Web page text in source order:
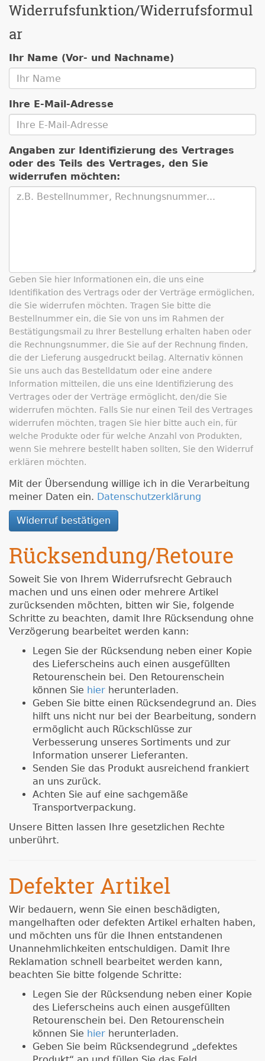
Widerrufsfunktion/Widerrufsformul
ar
Ihr Name (Vor- und Nachname)
Ihre E-Mail-Adresse
Angaben zur Identifizierung des Vertrages
oder des Teils des Vertrages, den Sie
widerrufen möchten:
Geben Sie hier Informationen ein, die uns eine
Identifikation des Vertrags oder der Verträge ermöglichen,
die Sie widerrufen möchten. Tragen Sie bitte die
Bestellnummer ein, die Sie von uns im Rahmen der
Bestätigungsmail zu Ihrer Bestellung erhalten haben oder
die Rechnungsnummer, die Sie auf der Rechnung finden,
die der Lieferung ausgedruckt beilag. Alternativ können
Sie uns auch das Bestelldatum oder eine andere
Information mitteilen, die uns eine Identifizierung des
Vertrages oder der Verträge ermöglicht, den/die Sie
widerrufen möchten. Falls Sie nur einen Teil des Vertrages
widerrufen möchten, tragen Sie hier bitte auch ein, für
welche Produkte oder für welche Anzahl von Produkten,
wenn Sie mehrere bestellt haben sollten, Sie den Widerruf
erklären möchten.
Mit der Übersendung willige ich in die Verarbeitung
meiner Daten ein. Datenschutzerklärung
Widerruf bestätigen
Rücksendung/Retoure
Soweit Sie von Ihrem Widerrufsrecht Gebrauch
machen und uns einen oder mehrere Artikel
zurücksenden möchten, bitten wir Sie, folgende
Schritte zu beachten, damit Ihre Rücksendung ohne
Verzögerung bearbeitet werden kann:
Legen Sie der Rücksendung neben einer Kopie
des Lieferscheins auch einen ausgefüllten
Retourenschein bei. Den Retourenschein
können Sie hier herunterladen.
Geben Sie bitte einen Rücksendegrund an. Dies
hilft uns nicht nur bei der Bearbeitung, sondern
ermöglicht auch Rückschlüsse zur
Verbesserung unseres Sortiments und zur
Information unserer Lieferanten.
Senden Sie das Produkt ausreichend frankiert
an uns zurück.
Achten Sie auf eine sachgemäße
Transportverpackung.
Unsere Bitten lassen Ihre gesetzlichen Rechte
unberührt.
Defekter Artikel
Wir bedauern, wenn Sie einen beschädigten,
mangelhaften oder defekten Artikel erhalten haben,
und möchten uns für die Ihnen entstandenen
Unannehmlichkeiten entschuldigen. Damit Ihre
Reklamation schnell bearbeitet werden kann,
beachten Sie bitte folgende Schritte:
Legen Sie der Rücksendung neben einer Kopie
des Lieferscheins auch einen ausgefüllten
Retourenschein bei. Den Retourenschein
können Sie hier herunterladen.
Geben Sie beim Rücksendegrund „defektes